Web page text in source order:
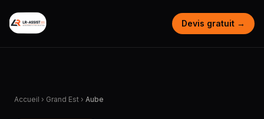
Devis gratuit →
Accueil › Grand Est › Aube